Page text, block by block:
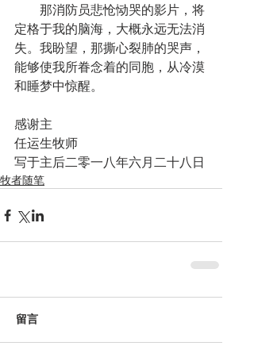
那消防员悲怆恸哭的影片，将
定格于我的脑海，大概永远无法消
失。我盼望，那撕心裂肺的哭声，
能够使我所眷念着的同胞，从冷漠
和睡梦中惊醒。
感谢主
任运生牧师
写于主后二零一八年六月二十八日
牧者随笔
留言